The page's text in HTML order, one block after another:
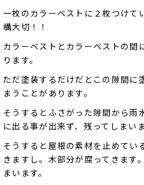
一枚のカラーベストに２枚つけて
構大切！！
カラーベストとカラーベストの間
ります。
ただ塗装するだけだとこの隙間に
まうことがあります。
そうするとふさがった隙間から雨
に出る事が出来ず、残ってしまいま
そうすると屋根の素材を止めてい
きますし。木部分が腐ってきます
まいます。